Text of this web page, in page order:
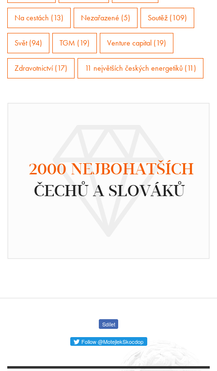
Na cestách (13) Nezařazené (5) Soutěž (109)
Svět (94) TGM (19) Venture capital (19)
Zdravotnictví (17) 11 největších českých energetiků (11)
2000 NEJBOHATŠÍCH
ČECHŮ A SLOVÁKŮ
Sdílet
Follow @MotejlekSkocdop